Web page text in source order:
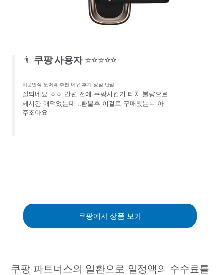
👨 쿠팡 사용자 ⭐⭐⭐⭐⭐
지문인식 도어락 추천 이유 후기 장점 단점
잘되네요 ㅎㅎ 간편 전에 쿠팡시킨거 터치 불량으로
세시간 애먹었는데 ..환불후 이걸로 구매했는ㄷ 아
주조아요
쿠팡에서 상품 보기
쿠팡 파트너스의 일환으로 일정액의 수수료를